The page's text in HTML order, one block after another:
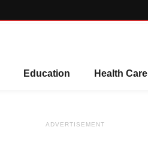
Education Health Care
ADVERTISEMENT